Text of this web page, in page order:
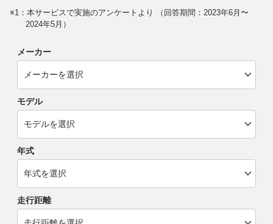
※1：本サービスで実施のアンケートより （回答期間：2023年6月〜
2024年5月）
メーカー
モデル
年式
走行距離